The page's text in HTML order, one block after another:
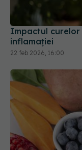
Impactul
inflamației
22 feb 2026, 16:00